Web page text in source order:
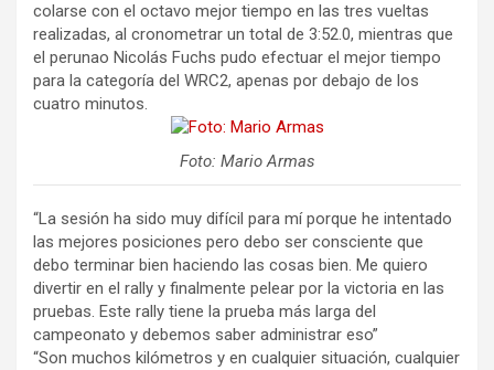
colarse con el octavo mejor tiempo en las tres vueltas
realizadas, al cronometrar un total de 3:52.0, mientras que
el perunao Nicolás Fuchs pudo efectuar el mejor tiempo
para la categoría del WRC2, apenas por debajo de los
cuatro minutos.
Foto: Mario Armas
“La sesión ha sido muy difícil para mí porque he intentado
las mejores posiciones pero debo ser consciente que
debo terminar bien haciendo las cosas bien. Me quiero
divertir en el rally y finalmente pelear por la victoria en las
pruebas. Este rally tiene la prueba más larga del
campeonato y debemos saber administrar eso”
“Son muchos kilómetros y en cualquier situación, cualquier